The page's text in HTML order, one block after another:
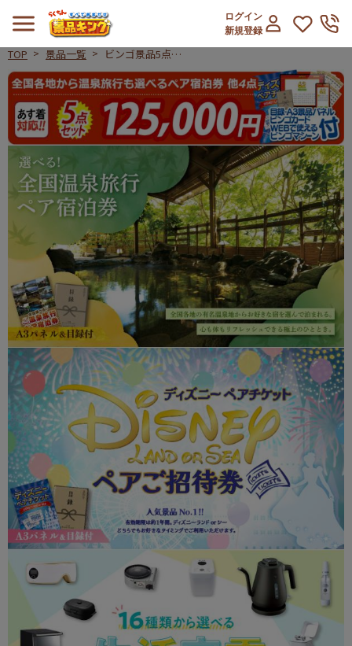
ログイン
新規登録
TOP 景品一覧
ビンゴ景品5点セ
ット【全国各地か
ら温泉旅行も選べ
るペア宿泊券/デ
ィズニーペアチケ
ット 他】A3パネ
ル・目録付き<送
ビンゴ景品5点セット【全国各地